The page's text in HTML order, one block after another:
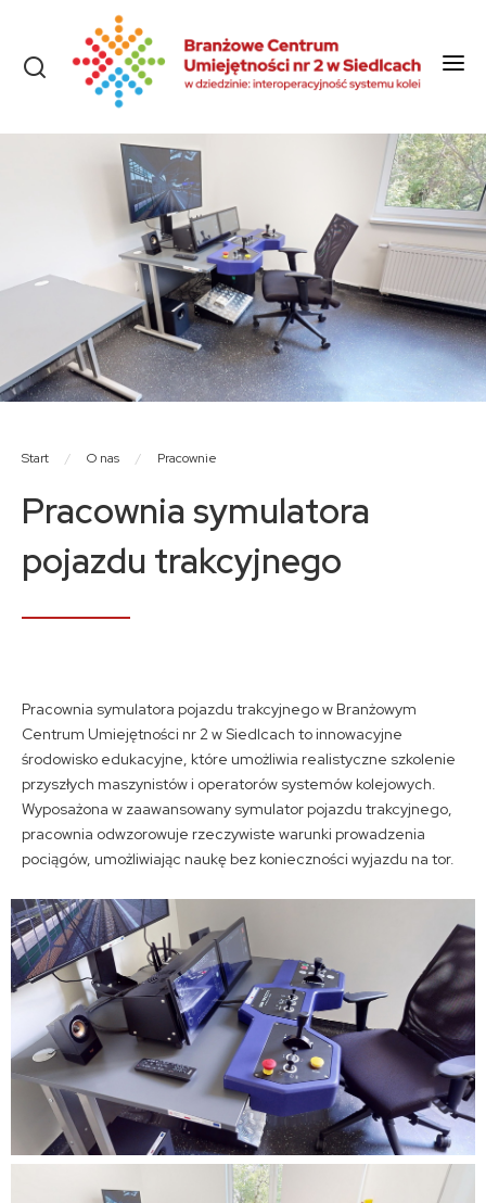
Start
Szkolenia i kursy
Konkursy
Rekrutacja
Kontakt
Start / O nas / Pracownie
Pracownia symulatora
pojazdu trakcyjnego
Pracownia symulatora pojazdu trakcyjnego w Branżowym
Centrum Umiejętności nr 2 w Siedlcach to innowacyjne
środowisko edukacyjne, które umożliwia realistyczne szkolenie
przyszłych maszynistów i operatorów systemów kolejowych.
Wyposażona w zaawansowany symulator pojazdu trakcyjnego,
pracownia odwzorowuje rzeczywiste warunki prowadzenia
pociągów, umożliwiając naukę bez konieczności wyjazdu na tor.